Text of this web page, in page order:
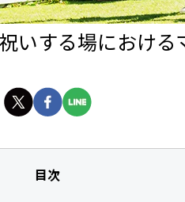
いする場におけ
目次